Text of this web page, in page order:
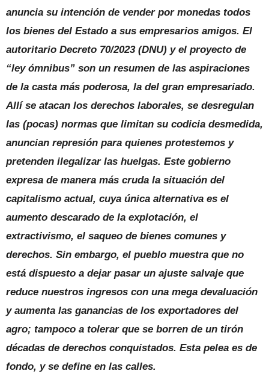
anuncia su intención de vender por monedas todos
los bienes del Estado a sus empresarios amigos. El
autoritario Decreto 70/2023 (DNU) y el proyecto de
“ley ómnibus” son un resumen de las aspiraciones
de la casta más poderosa, la del gran empresariado.
Allí se atacan los derechos laborales, se desregulan
las (pocas) normas que limitan su codicia desmedida,
anuncian represión para quienes protestemos y
pretenden ilegalizar las huelgas. Este gobierno
expresa de manera más cruda la situación del
capitalismo actual, cuya única alternativa es el
aumento descarado de la explotación, el
extractivismo, el saqueo de bienes comunes y
derechos. Sin embargo, el pueblo muestra que no
está dispuesto a dejar pasar un ajuste salvaje que
reduce nuestros ingresos con una mega devaluación
y aumenta las ganancias de los exportadores del
agro; tampoco a tolerar que se borren de un tirón
décadas de derechos conquistados. Esta pelea es de
fondo, y se define en las calles.